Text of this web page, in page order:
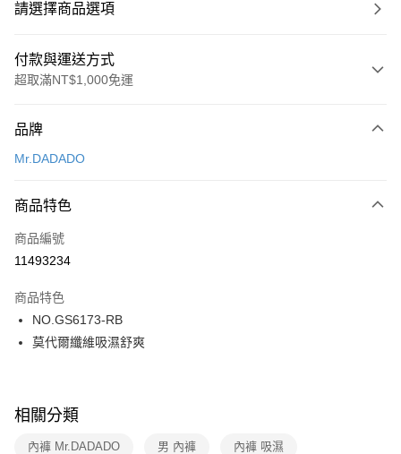
請選擇商品選項
付款與運送方式
超取滿NT$1,000免運
信用卡一次付款
LINE Pay
街口支付
運送方式
全家取貨付款
每筆NT$80，滿NT$1,000(含以上)免運費
品牌
Mr.DADADO
商品特色
商品編號
11493234
商品特色
NO.GS6173-RB
莫代爾纖維吸濕舒爽
相關分類
內褲 Mr.DADADO 男 內褲 內褲 吸濕